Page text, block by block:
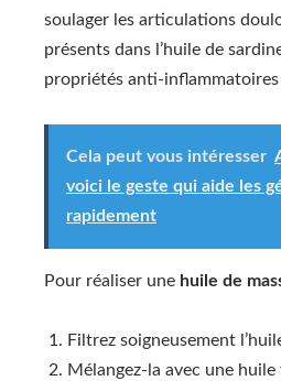
soulager les articulations
présents dans l’huile de
propriétés anti-inflammatoires
Cela peut vous intéresser
voici le geste qui aide les
rapidement
Pour réaliser une huile de
Filtrez soigneusement
Mélangez-la avec une